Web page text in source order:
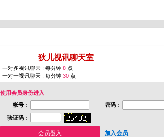
狄儿视讯聊天室
一对多视讯聊天 : 每分钟 8 点
一对一视讯聊天 : 每分钟 30 点
使用会员身份进入
帐号 :
密码 :
验证码 :
加入会员